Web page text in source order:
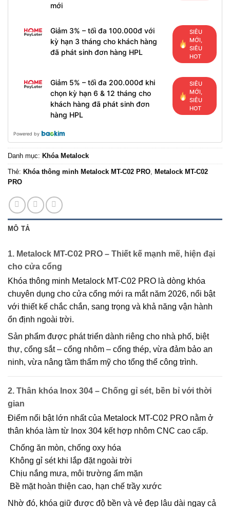
mới
Giảm 3% – tối đa 100.000đ với
kỳ hạn 3 tháng cho khách hàng
đã phát sinh đơn hàng HPL
SIÊU
MỚI,
SIÊU
HOT
Giảm 5% – tối đa 200.000đ khi
chọn kỳ hạn 6 & 12 tháng cho
khách hàng đã phát sinh đơn
hàng HPL
SIÊU
MỚI,
SIÊU
HOT
Powered by
Danh mục: Khóa Metalock
Thẻ: Khóa thông minh Metalock MT-C02 PRO, Metalock MT-C02
PRO
MÔ TẢ
1. Metalock MT-C02 PRO – Thiết kế mạnh mẽ, hiện đại
cho cửa cổng
Khóa thông minh Metalock MT-C02 PRO là dòng khóa
chuyên dụng cho cửa cổng mới ra mắt năm 2026, nổi bật
với thiết kế chắc chắn, sang trọng và khả năng vận hành
ổn định ngoài trời.
Sản phẩm được phát triển dành riêng cho nhà phố, biệt
thự, cổng sắt – cổng nhôm – cổng thép, vừa đảm bảo an
ninh, vừa nâng tầm thẩm mỹ cho tổng thể công trình.
2. Thân khóa Inox 304 – Chống gỉ sét, bền bỉ với thời
gian
Điểm nổi bật lớn nhất của Metalock MT-C02 PRO nằm ở
thân khóa làm từ Inox 304 kết hợp nhôm CNC cao cấp.
Chống ăn mòn, chống oxy hóa
Không gỉ sét khi lắp đặt ngoài trời
Chịu nắng mưa, môi trường ẩm mặn
Bề mặt hoàn thiện cao, hạn chế trầy xước
Nhờ đó, khóa giữ được độ bền và vẻ đẹp lâu dài ngay cả